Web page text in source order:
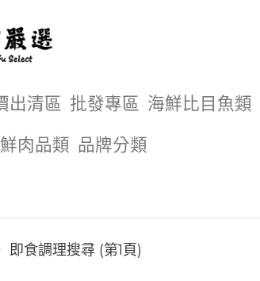
出清區 批發專區 海鮮比目魚類
肉品類 品牌分類
即食調理搜尋 (第1頁)